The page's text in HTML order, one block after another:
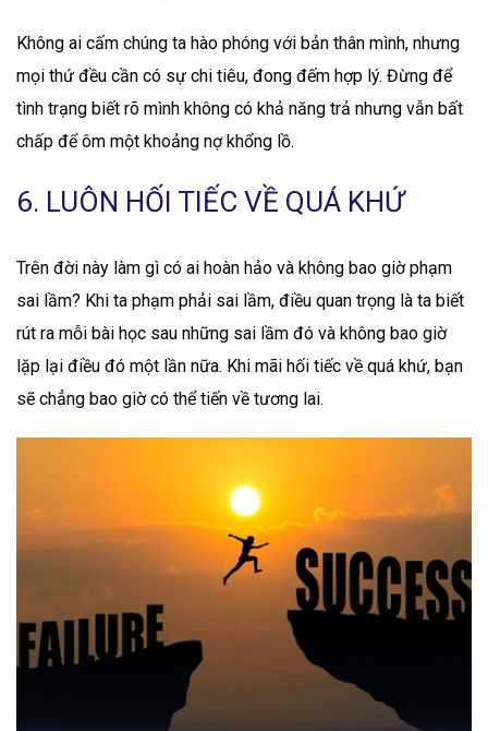
Không ai cấm chúng ta hào phóng với bản thân mình, nhưng
mọi thứ đều cần có sự chi tiêu, đong đếm hợp lý. Đừng để
tình trạng biết rõ mình không có khả năng trả nhưng vẫn bất
chấp để ôm một khoảng nợ khổng lồ.
6. LUÔN HỐI TIẾC VỀ QUÁ KHỨ
Trên đời này làm gì có ai hoàn hảo và không bao giờ phạm
sai lầm? Khi ta phạm phải sai lầm, điều quan trọng là ta biết
rút ra mỗi bài học sau những sai lầm đó và không bao giờ
lặp lại điều đó một lần nữa. Khi mãi hối tiếc về quá khứ, bạn
sẽ chẳng bao giờ có thể tiến về tương lai.